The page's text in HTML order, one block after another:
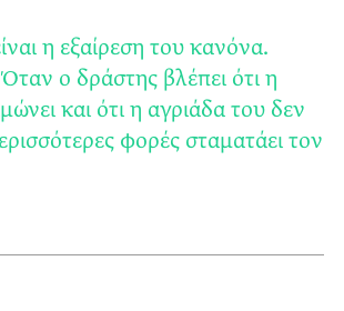
η εξαίρεση του κανόνα.
ο δράστης βλέπει ότι η
και ότι η αγριάδα του δεν
φορές σταματάει τον